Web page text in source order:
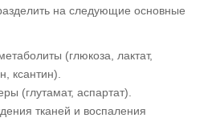
на следующие основные
(глюкоза, лактат,
ксантин).
(глутамат, аспартат).
тканей и воспаления